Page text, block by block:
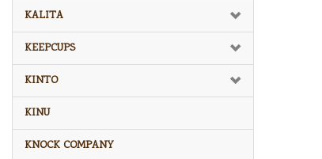
KALITA
KEEPCUPS
KINTO
KINU
KNOCK COMPANY